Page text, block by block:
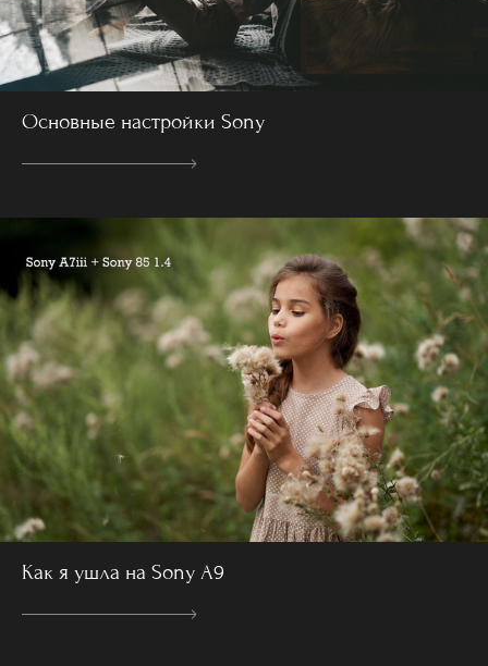
Основные настройки Sony
Как я ушла на Sony A9